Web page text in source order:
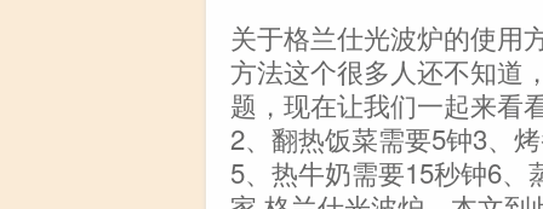
关于格兰仕光波炉的使用
方法这个很多人还不知道
题，现在让我们一起来看
2、翻热饭菜需要5钟3、
5、热牛奶需要15秒钟6